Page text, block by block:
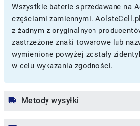
Wszystkie baterie sprzedawane na
częściami zamiennymi.
z żadnym z oryginalnych
zastrzeżone znaki towarowe lub
wymienione powyżej zostały
w celu wykazania zgodności.
Metody wysyłki